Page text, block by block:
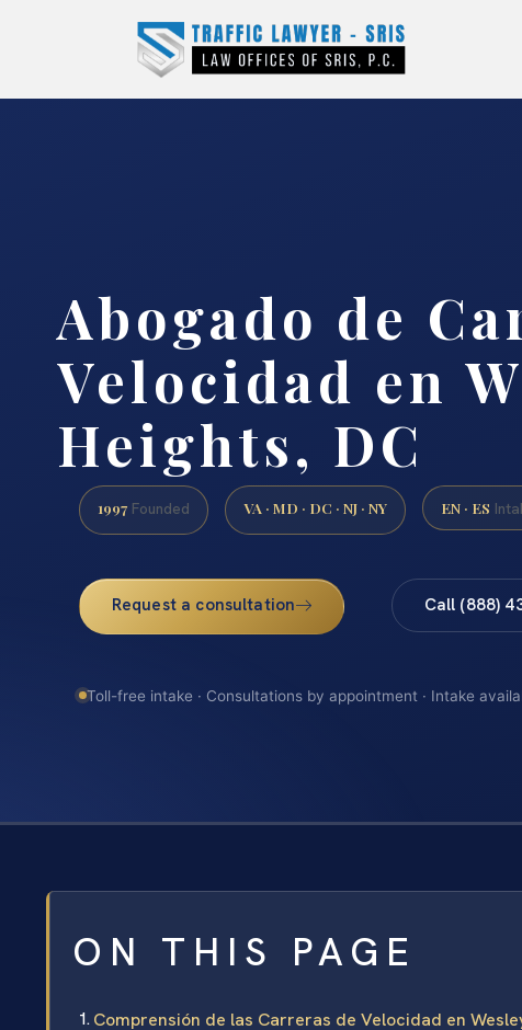
Abogado de
Velocidad en
Heights, DC
1997 Founded VA · MD · DC · NJ · NY EN · ES
Request a consultation Call (888)
Toll-free intake · Consultations by appointment · Intake
ON THIS PAGE
Comprensión de las Carreras de Velocidad en